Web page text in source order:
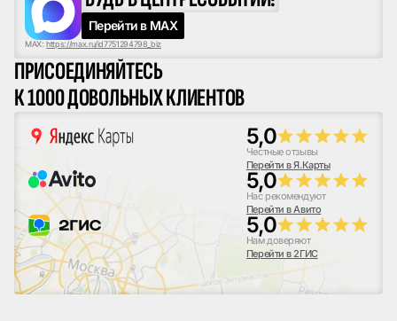
ПРИСОЕДИНЯЙТЕСЬ
К 1000 ДОВОЛЬНЫХ КЛИЕНТОВ
5,0
Честные отзывы
Перейти в Я.Карты
5,0
Нас рекомендуют
Перейти в Авито
5,0
Нам доверяют
Перейти в 2ГИС
Перейти в MAX
MAX:https://max.ru/id7751294798_biz